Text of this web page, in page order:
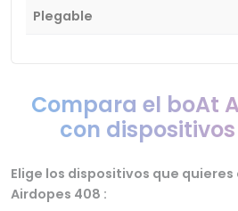
Plegable
Compara el boAt
con
Elige los dispositivos que
Airdopes 408 :